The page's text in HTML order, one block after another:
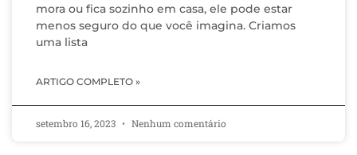
mora ou fica sozinho em casa, ele pode estar
menos seguro do que você imagina. Criamos
uma lista
ARTIGO COMPLETO »
setembro 16, 2023 Nenhum comentário